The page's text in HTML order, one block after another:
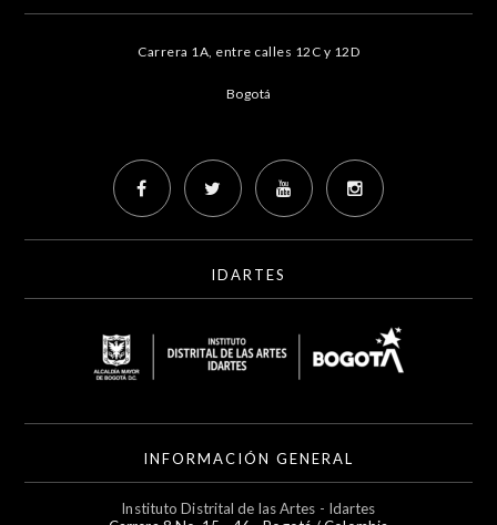
Carrera 1A, entre calles 12C y 12D
Bogotá
IDARTES
INFORMACIÓN GENERAL
Instituto Distrital de las Artes - Idartes